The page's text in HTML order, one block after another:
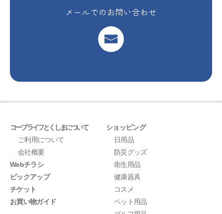
メールでのお問い合わせ
コープライフとくしまについて
ご利用について
会社概要
Webチラシ
ピックアップ
チケット
お買い物ガイド
ショッピング
日用品
防災グッズ
衛生用品
健康器具
コスメ
ペット用品